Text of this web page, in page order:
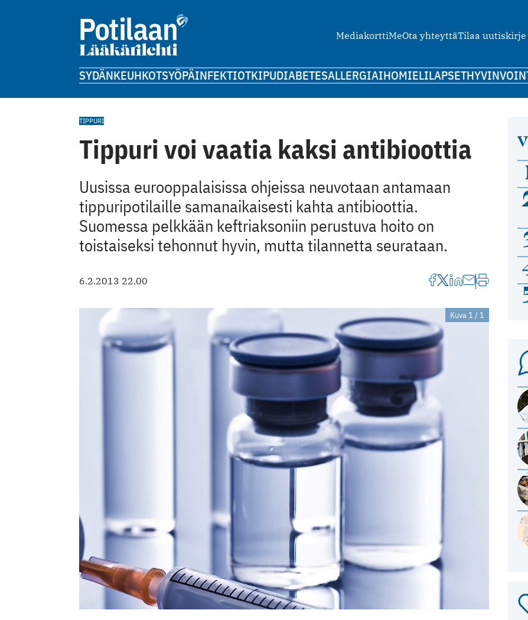
MediakorttiMeOta yhteyttäTilaa uutiskirje
SYDÄNKEUHKOTSYÖPÄINFEKTIOTKIPUDIABETESALLERGIAIHOMIELILAPSET
TIPPURI
Tippuri voi vaatia kaksi antibioottia
Uusissa eurooppalaisissa ohjeissa neuvotaan antamaan
tippuripotilaille samanaikaisesti kahta antibioottia.
Suomessa pelkkään keftriaksoniin perustuva hoito on
toistaiseksi tehonnut hyvin, mutta tilannetta seurataan.
6.2.2013 22.00
Kuva 1 / 1